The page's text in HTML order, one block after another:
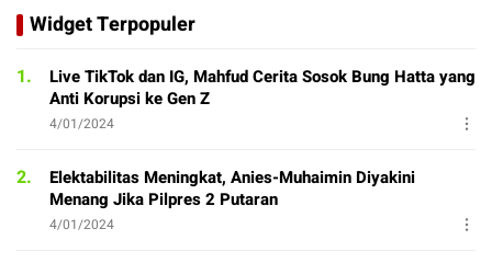
Widget Terpopuler
1.
Live TikTok dan IG, Mahfud Cerita Sosok Bung Hatta yang
Anti Korupsi ke Gen Z
4/01/2024
2.
Elektabilitas Meningkat, Anies-Muhaimin Diyakini
Menang Jika Pilpres 2 Putaran
4/01/2024